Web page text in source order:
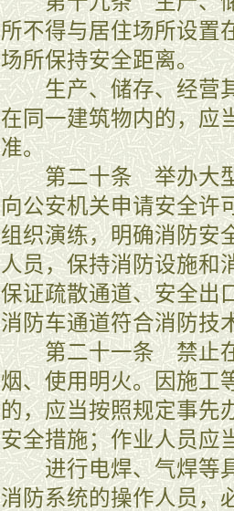
所不得与居住场所设置
场所保持安全距离。
生产、储存、经营其
在同一建筑物内的，应
准。
第二十条 举办大型
向公安机关申请安全许
组织演练，明确消防安
人员，保持消防设施和
保证疏散通道、安全出
消防车通道符合消防技
第二十一条 禁止在
烟、使用明火。因施工
的，应当按照规定事先
安全措施；作业人员应
进行电焊、气焊等具
消防系统的操作人员，